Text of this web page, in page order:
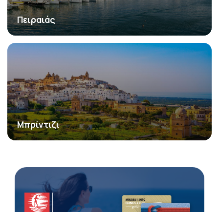
Πειραιάς
Μπρίντιζι